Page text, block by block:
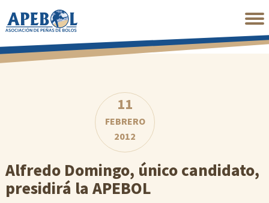
al
principal
11
FEBRERO
2012
Alfredo Domingo, único candidato,
presidirá la APEBOL